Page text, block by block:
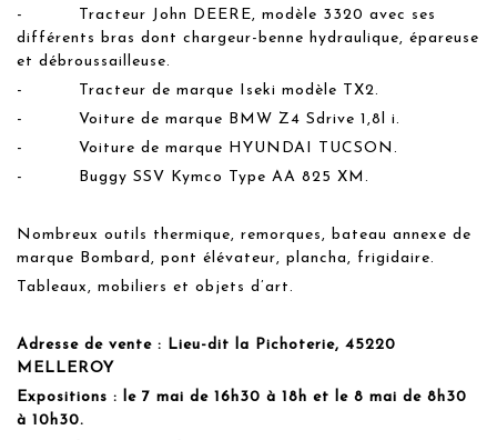
- Tracteur John DEERE, modèle 3320 avec ses
différents bras dont chargeur-benne hydraulique, épareuse
et débroussailleuse.
- Tracteur de marque Iseki modèle TX2.
- Voiture de marque BMW Z4 Sdrive 1,8l i.
- Voiture de marque HYUNDAI TUCSON.
- Buggy SSV Kymco Type AA 825 XM.
Nombreux outils thermique, remorques, bateau annexe de
marque Bombard, pont élévateur, plancha, frigidaire.
Tableaux, mobiliers et objets d’art.
Adresse de vente : Lieu-dit la Pichoterie, 45220
MELLEROY
Expositions : le 7 mai de 16h30 à 18h et le 8 mai de 8h30
à 10h30.